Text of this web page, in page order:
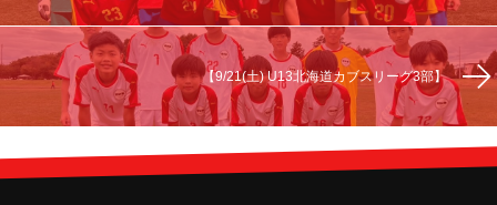
【9/21(土) U13北海道カブスリーグ3部】